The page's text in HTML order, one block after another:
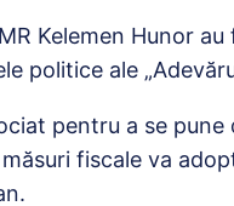
Kelemen Hunor
politice ale
pentru a se
fiscale va